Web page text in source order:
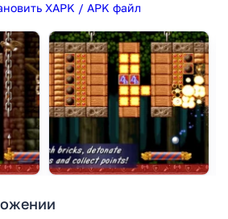
XAPK / APK файл